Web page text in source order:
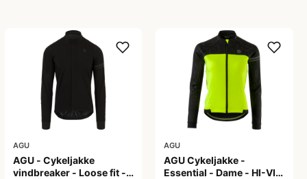
AGU
AGU - Cykeljakke
vindbreaker - Loose fit -
AGU
AGU Cykeljakke -
Essential - Dame - HI-VIS